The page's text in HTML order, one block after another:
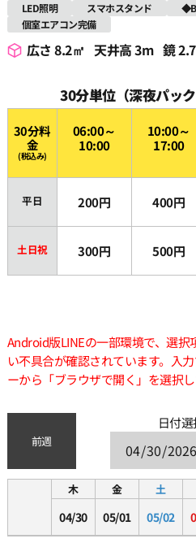
LED照明
スマホスタンド
個室エアコン完備
広さ 8.2㎡ 天井高 3m 鏡
30分単位（深夜パッ
30分料
金
(税込み)
06:00～
10:00
10:00～
17:00
平日 200円 400円
土日祝 300円 500円
Android版LINEの一部環境で、選
い不具合が確認されています。入
ーから「ブラウザで開く」を選択し
前週
日付選
木
04/30
金
05/01
土
05/02